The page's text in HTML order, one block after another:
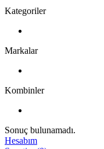
Kategoriler
Markalar
Kombinler
Sonuç bulunamadı.
Hesabım